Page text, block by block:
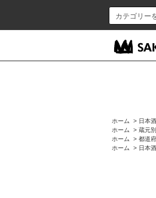
ホーム > 日本酒
ホーム
>蔵元別
ホーム
>都道
ホーム
> 日本